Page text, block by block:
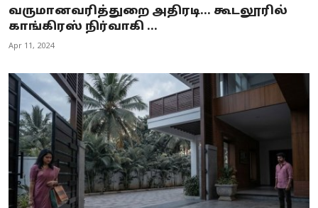
வருமானவரித்துறை அதிரடி... கூடலூரில்
காங்கிரஸ் நிர்வாகி ...
Apr 11, 2024